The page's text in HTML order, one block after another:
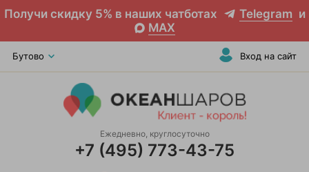
Получи скидку 5% в наших чатботах Telegram и
MAX
Бутово Вход на сайт
Ежедневно, круглосуточно
+7 (495) 773-43-75